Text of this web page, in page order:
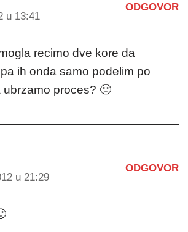
u 13:41
ODGOVOR
recimo dve kore da
ih onda samo podelim po
ubrzamo proces? 🙂
u 21:29
ODGOVOR